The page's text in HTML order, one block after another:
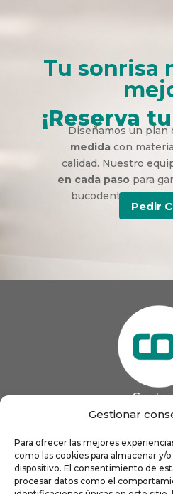
Gestionar
Para ofrecer las mejores
como las cookies para almacenar y/
dispositivo. El consentimiento de
procesar datos como el
Tu sonrisa
¡Reserva
Diseñamos un plan
medida con
calidad. Nuestro
en cada paso para
bucodental
Pedir

Lun
Mar